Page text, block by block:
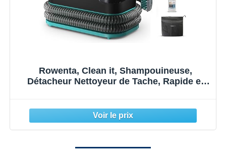
Rowenta, Clean it, Shampouineuse,
Détacheur Nettoyeur de Tache, Rapide et